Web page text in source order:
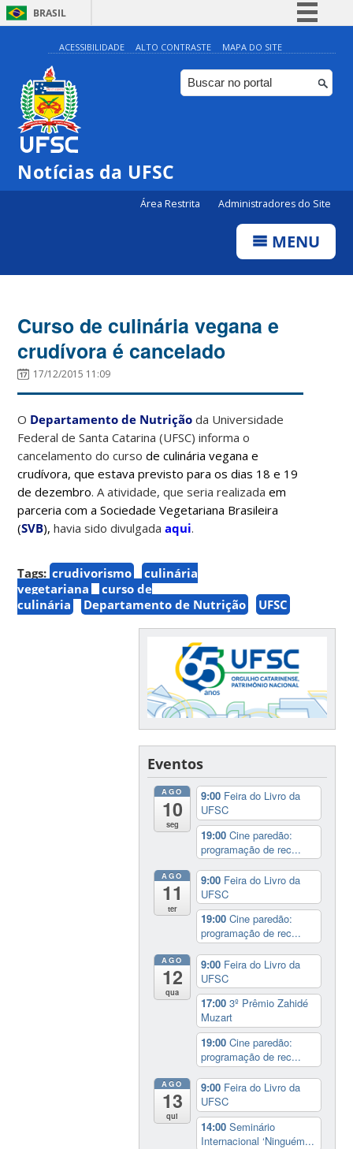
BRASIL
Simplifique!
Comunica BR
Participe
ACESSIBILIDADE ALTO CONTRASTE MAPA DO SITE
Notícias da UFSC
Área Restrita Administradores do Site
MENU
Curso de culinária vegana e
crudívora é cancelado
17/12/2015 11:09
O Departamento de Nutrição da Universidade
Federal de Santa Catarina (UFSC) informa o
cancelamento do curso de culinária vegana e
crudívora, que estava previsto para os dias 18 e 19
de dezembro. A atividade, que seria realizadaem
parceria com a Sociedade Vegetariana Brasileira
(SVB),havia sido divulgadaaqui.
Tags: crudivorismo
culinária
vegetariana
curso de
culinária
Departamento de Nutrição UFSC
Eventos
AGO
10
seg
9:00 Feira do Livro da
UFSC
19:00Cine paredão:
programação de rec...
AGO
11
ter
9:00 Feira do Livro da
UFSC
19:00Cine paredão:
programação de rec...
AGO
12
qua
9:00 Feira do Livro da
UFSC
17:003º Prêmio Zahidé
Muzart
19:00Cine paredão:
programação de rec...
AGO
13
qui
9:00 Feira do Livro da
UFSC
14:00Seminário
Internacional ‘Ninguém...